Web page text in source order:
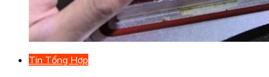
Tin Tổng Hợp